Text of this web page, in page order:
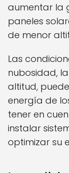
aumentar la
paneles
de menor
Las
nubosidad,
altitud,
energía de
tener en
instalar
optimizar su